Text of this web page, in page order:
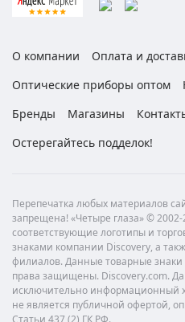
О компании
Оплата и
Оптические приборы оптом
Бренды
Магазины
Остерегайтесь подделок!
Перепечатка любых материалов
запрещена! «Четыре глаза» ©
соответствующие логотипы и
знаками компании Discovery, а
филиалов. Данные товарные знаки
права защищены. Discovery.com.
исключительно информационный
не является публичной офертой,
Статьи 437 (2) ГК РФ.